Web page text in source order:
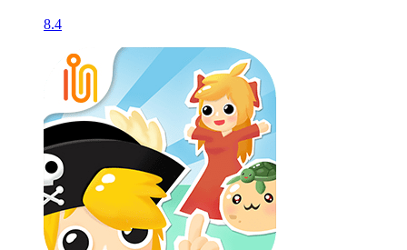
8.4